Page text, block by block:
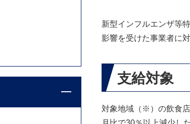
新型インフルエンザ等
影響を受けた事業者に
支給対象
対象地域（※）の飲食